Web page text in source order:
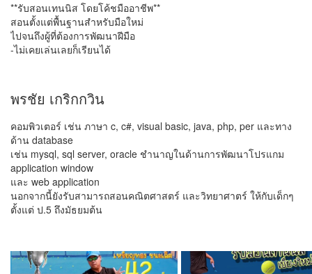
**รับสอนเทนนิส โดยโค้ชมืออาชีพ**
สอนตั้งแต่พื้นฐานสำหรับมือใหม่
ไปจนถึงผู้ที่ต้องการพัฒนาฝีมือ
-ไม่เคยเล่นเลยก็เรียนได้
พรชัย เกริกกวิน
คอมพิวเตอร์ เช่น ภาษา c, c#, visual basic, java, php, per และทาง
ด้าน database
เช่น mysql, sql server, oracle ชำนาญในด้านการพัฒนาโปรแกม
application window
และ web application
นอกจากนี้ยังรับสามารถสอนคณิตศาสตร์ และวิทยาศาตร์ ให้กับเด็กๆ
ตั้งแต่ ป.5 ถึงมัธยมต้น